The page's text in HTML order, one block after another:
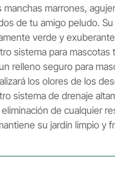
manchas marrones,
de tu amigo peludo.
verde y
sistema para mascotas
relleno seguro para
los olores de los
sistema de drenaje
de cualquier
su jardín limpio y